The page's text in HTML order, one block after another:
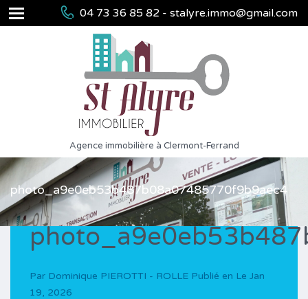
04 73 36 85 82 - stalyre.immo@gmail.com
Agence immobilière à Clermont-Ferrand
photo_a9e0eb53b487b08a07485770f9b9aec4
Par Dominique PIEROTTI - ROLLE Publié en Le Jan
19, 2026